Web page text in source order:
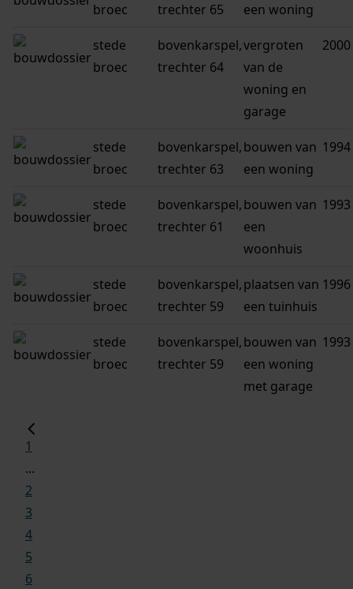
broec
trechter 65
een woning
stede
broec
bovenkarspel,
trechter 64
vergroten
van de
woning en
garage
2000
stede
broec
bovenkarspel,
trechter 63
bouwen van
een woning
1994
stede
broec
bovenkarspel,
trechter 61
bouwen van
een
woonhuis
1993
stede
broec
bovenkarspel,
trechter 59
plaatsen van
een tuinhuis
1996
stede
broec
bovenkarspel,
trechter 59
bouwen van
een woning
met garage
1993
1
...
2
3
4
5
6